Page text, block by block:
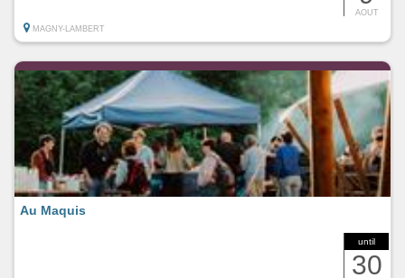
AOUT
MAGNY-LAMBERT
until
30
Au Maquis